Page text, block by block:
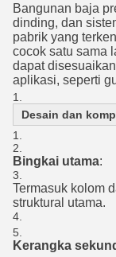
Bangunan baja
dinding, dan
pabrik yang
cocok satu sama
dapat
aplikasi, seperti
Desain dan
Bingkai utama:
Termasuk kolom
struktural utama.
Kerangka